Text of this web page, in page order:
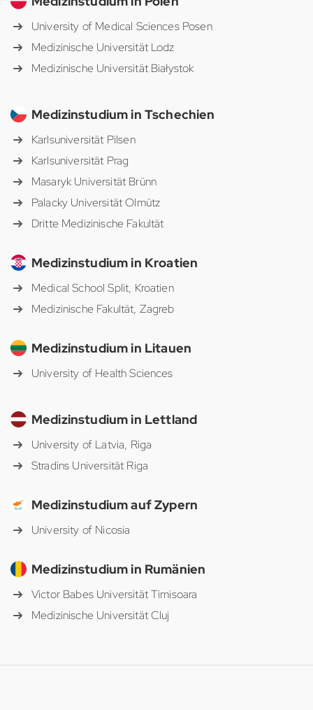
University of Medical Sciences Posen
Medizinische Universität Lodz
Medizinische Universität Białystok
Medizinstudium in Tschechien
Karlsuniversität Pilsen
Karlsuniversität Prag
Masaryk Universität Brünn
Palacky Universität Olmütz
Dritte Medizinische Fakultät
Medizinstudium in Kroatien
Medical School Split, Kroatien
Medizinische Fakultät, Zagreb
Medizinstudium in Litauen
University of Health Sciences
Medizinstudium in Lettland
University of Latvia, Riga
Stradins Universität Riga
Medizinstudium auf Zypern
University of Nicosia
Medizinstudium in Rumänien
Victor Babes Universität Timisoara
Medizinische Universität Cluj